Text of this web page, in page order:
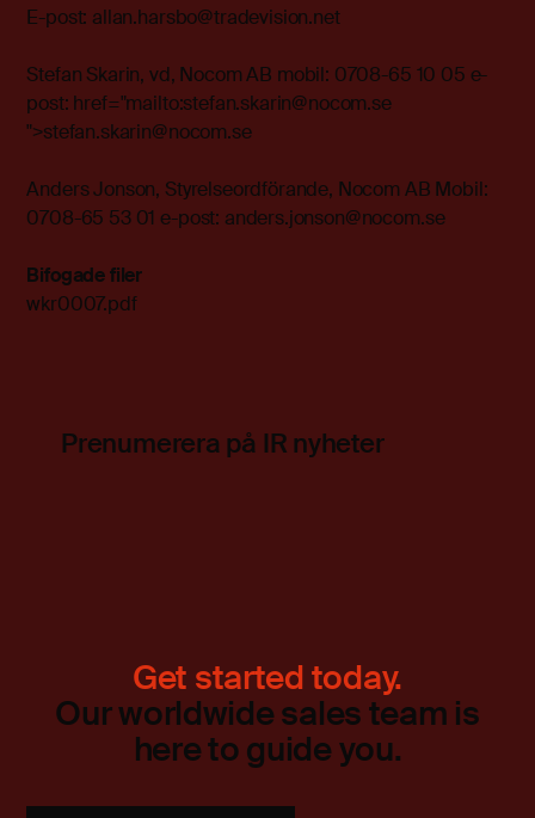
E-post: allan.harsbo@tradevision.net
Stefan Skarin, vd, Nocom AB mobil: 0708-65 10 05 e-
post: href="mailto:stefan.skarin@nocom.se
">stefan.skarin@nocom.se
Anders Jonson, Styrelseordförande, Nocom AB Mobil:
0708-65 53 01 e-post: anders.jonson@nocom.se
Bifogade filer
wkr0007.pdf
Prenumerera på IR nyheter
Get started today.
Our worldwide sales team is
here to guide you.